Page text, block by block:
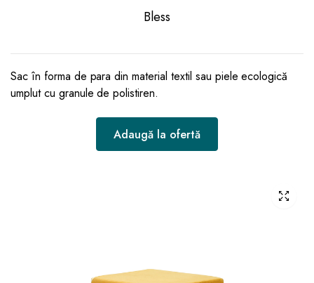
Bless
Sac în forma de para din material textil sau piele ecologică
umplut cu granule de polistiren.
Adaugă la ofertă